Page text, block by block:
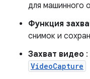
для машинного
Функция
снимок и
Захват видео
VideoCapture